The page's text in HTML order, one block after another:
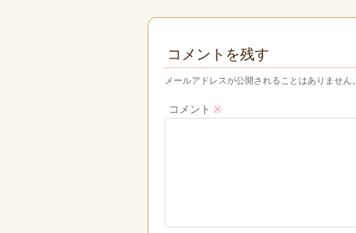
コメントを残す
メールアドレスが公開されることはありません。
コメント ※